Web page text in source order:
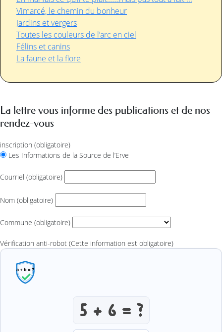
Vimarcé, le chemin du bonheur
Jardins et vergers
Toutes les couleurs de l’arc en ciel
Félins et canins
La faune et la flore
La lettre vous informe des publications et de nos
rendez-vous
inscription (obligatoire)
Les Informations de la Source de l’Erve
Courriel (obligatoire)
Nom (obligatoire)
Commune (obligatoire)
Vérification anti-robot (Cette information est obligatoire)